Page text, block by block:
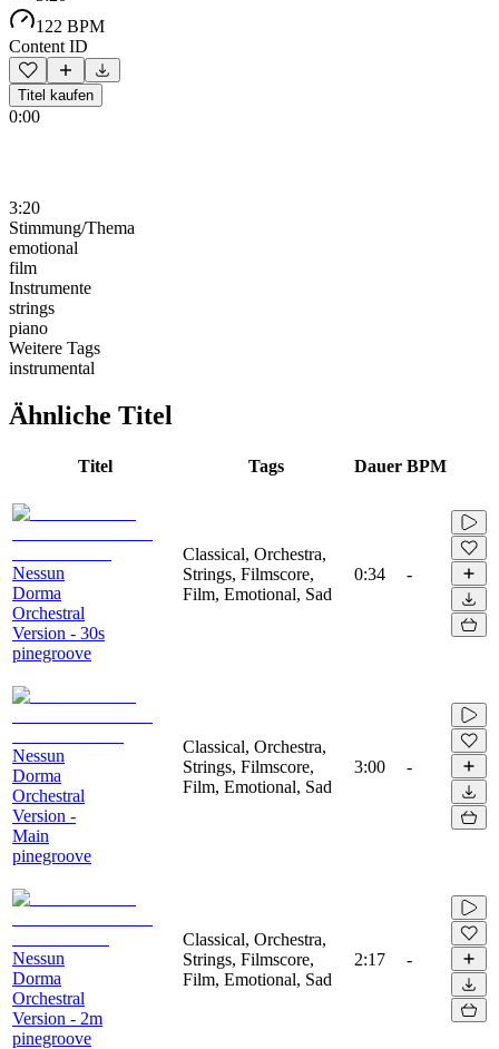
122 BPM
Content ID
Titel kaufen
0:00
3:20
Stimmung/Thema
emotional
film
Instrumente
strings
piano
Weitere Tags
instrumental
Ähnliche Titel
Titel Tags Dauer BPM
Nessun
Dorma
Orchestral
Version - 30s
pinegroove
Classical, Orchestra,
Strings, Filmscore,
Film, Emotional, Sad
0:34 -
Nessun
Dorma
Orchestral
Version -
Main
pinegroove
Classical, Orchestra,
Strings, Filmscore,
Film, Emotional, Sad
3:00 -
Nessun
Dorma
Orchestral
Version - 2m
pinegroove
Classical, Orchestra,
Strings, Filmscore,
Film, Emotional, Sad
2:17 -